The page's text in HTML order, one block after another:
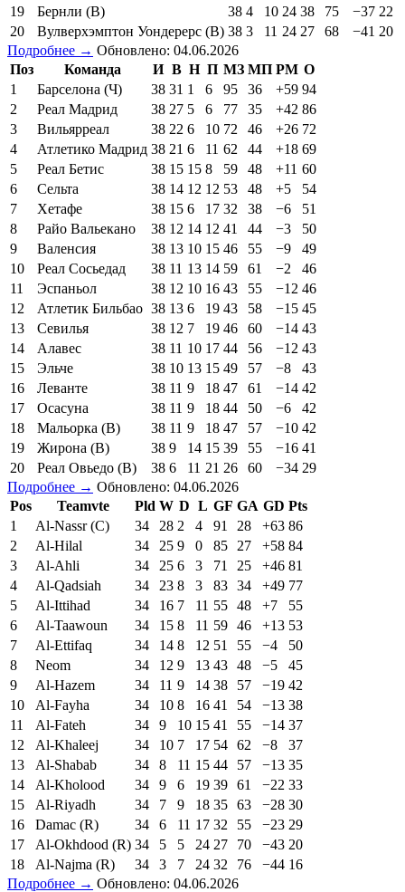
19
Бернли (В) 38 4 10 24 38 75 −37 22
20
Вулверхэмптон Уондерерс (В) 38 3 11 24 27 68 −41 20
Подробнее → Обновлено: 04.06.2026
Поз
Команда И В Н П МЗ МП РМ О
1
Барселона (Ч) 38 31 1 6 95 36 +59 94
2
Реал Мадрид 38 27 5 6 77 35 +42 86
3
Вильярреал 38 22 6 10 72 46 +26 72
4
Атлетико Мадрид 38 21 6 11 62 44 +18 69
5
Реал Бетис 38 15 15 8 59 48 +11 60
6
Сельта 38 14 12 12 53 48 +5
54
7
Хетафе 38 15 6 17 32 38 −6
51
8
Райо Вальекано 38 12 14 12 41 44 −3
50
9
Валенсия 38 13 10 15 46 55 −9
49
10
Реал Сосьедад 38 11 13 14 59 61 −2
46
11
Эспаньол 38 12 10 16 43 55 −12 46
12
Атлетик Бильбао 38 13 6 19 43 58 −15 45
13
Севилья 38 12 7 19 46 60 −14 43
14
Алавес 38 11 10 17 44 56 −12 43
15
Эльче 38 10 13 15 49 57 −8
43
16
Леванте 38 11 9 18 47 61 −14 42
17
Осасуна 38 11 9 18 44 50 −6
42
18
Мальорка (В) 38 11 9 18 47 57 −10 42
19
Жирона (В) 38 9 14 15 39 55 −16 41
20
Реал Овьедо (В) 38 6 11 21 26 60 −34 29
Подробнее → Обновлено: 04.06.2026
Pos
Teamvte Pld W D L GF GA GD Pts
1
Al-Nassr (C) 34 28 2 4 91 28 +63 86
2
Al-Hilal 34 25 9 0 85 27 +58 84
3
Al-Ahli 34 25 6 3 71 25 +46 81
4
Al-Qadsiah 34 23 8 3 83 34 +49 77
5
Al-Ittihad 34 16 7 11 55 48 +7
55
6
Al-Taawoun 34 15 8 11 59 46 +13 53
7
Al-Ettifaq 34 14 8 12 51 55 −4
50
8
Neom 34 12 9 13 43 48 −5
45
9
Al-Hazem 34 11 9 14 38 57 −19 42
10
Al-Fayha 34 10 8 16 41 54 −13 38
11
Al-Fateh 34 9 10 15 41 55 −14 37
12
Al-Khaleej 34 10 7 17 54 62 −8
37
13
Al-Shabab 34 8 11 15 44 57 −13 35
14
Al-Kholood 34 9 6 19 39 61 −22 33
15
Al-Riyadh 34 7 9 18 35 63 −28 30
16
Damac (R) 34 6 11 17 32 55 −23 29
17
Al-Okhdood (R) 34 5 5 24 27 70 −43 20
18
Al-Najma (R) 34 3 7 24 32 76 −44 16
Подробнее → Обновлено: 04.06.2026